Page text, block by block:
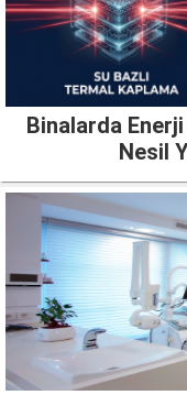
Binalarda
Nesil